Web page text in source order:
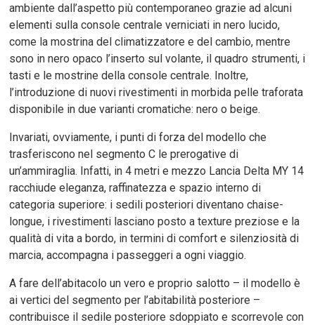
ambiente dall’aspetto più contemporaneo grazie ad alcuni
elementi sulla console centrale verniciati in nero lucido,
come la mostrina del climatizzatore e del cambio, mentre
sono in nero opaco l’inserto sul volante, il quadro strumenti, i
tasti e le mostrine della console centrale. Inoltre,
l’introduzione di nuovi rivestimenti in morbida pelle traforata
disponibile in due varianti cromatiche: nero o beige.
Invariati, ovviamente, i punti di forza del modello che
trasferiscono nel segmento C le prerogative di
un’ammiraglia. Infatti, in 4 metri e mezzo Lancia Delta MY 14
racchiude eleganza, raffinatezza e spazio interno di
categoria superiore: i sedili posteriori diventano chaise-
longue, i rivestimenti lasciano posto a texture preziose e la
qualità di vita a bordo, in termini di comfort e silenziosità di
marcia, accompagna i passeggeri a ogni viaggio.
A fare dell’abitacolo un vero e proprio salotto – il modello è
ai vertici del segmento per l’abitabilità posteriore –
contribuisce il sedile posteriore sdoppiato e scorrevole con